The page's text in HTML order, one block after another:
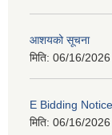
आशयको सूचना
मिति: 06/16/
E Bidding Notice
मिति: 06/16/